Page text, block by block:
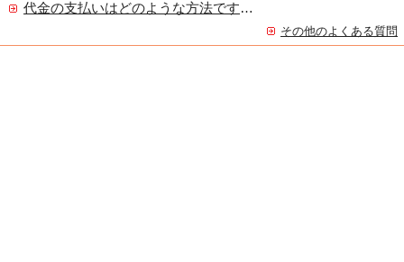
代金の支払いはどのような方法ですか？
その他のよくある質問